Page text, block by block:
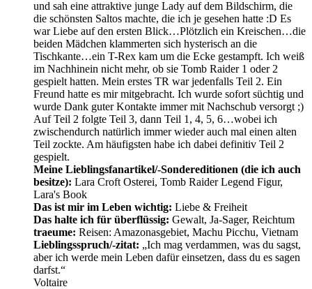
und sah eine attraktive junge Lady auf dem Bildschirm, die
die schönsten Saltos machte, die ich je gesehen hatte :D Es
war Liebe auf den ersten Blick…Plötzlich ein Kreischen…die
beiden Mädchen klammerten sich hysterisch an die
Tischkante…ein T-Rex kam um die Ecke gestampft. Ich weiß
im Nachhinein nicht mehr, ob sie Tomb Raider 1 oder 2
gespielt hatten. Mein erstes TR war jedenfalls Teil 2. Ein
Freund hatte es mir mitgebracht. Ich wurde sofort süchtig und
wurde Dank guter Kontakte immer mit Nachschub versorgt ;)
Auf Teil 2 folgte Teil 3, dann Teil 1, 4, 5, 6…wobei ich
zwischendurch natürlich immer wieder auch mal einen alten
Teil zockte. Am häufigsten habe ich dabei definitiv Teil 2
gespielt.
Meine Lieblingsfanartikel/-Sondereditionen (die ich auch
besitze): Lara Croft Osterei, Tomb Raider Legend Figur,
Lara's Book
Das ist mir im Leben wichtig: Liebe & Freiheit
Das halte ich für überflüssig: Gewalt, Ja-Sager, Reichtum
traeume: Reisen: Amazonasgebiet, Machu Picchu, Vietnam
Lieblingsspruch/-zitat: „Ich mag verdammen, was du sagst,
aber ich werde mein Leben dafür einsetzen, dass du es sagen
darfst.“
Voltaire